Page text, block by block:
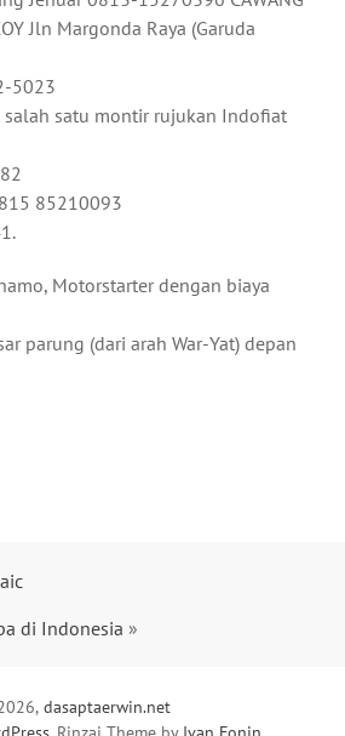
Jln Margonda Raya (Garuda
5023
satu montir rujukan Indofiat
85210093
Motorstarter dengan biaya
parung (dari arah War-Yat) depan
di Indonesia »
dasaptaerwin.net